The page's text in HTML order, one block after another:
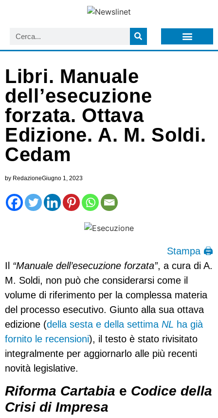
Libri. Manuale
dell’esecuzione
forzata. Ottava
Edizione. A. M. Soldi.
Cedam
by RedazioneGiugno 1, 2023
Stampa 🖨
Il “Manuale dell’esecuzione forzata”, a cura di A.
M. Soldi, non può che considerarsi come il
volume di riferimento per la complessa materia
del processo esecutivo. Giunto alla sua ottava
edizione (della sesta e della settima NL ha già
fornito le recensioni), il testo è stato rivisitato
integralmente per aggiornarlo alle più recenti
novità legislative.
Riforma Cartabia e Codice della
Crisi di Impresa